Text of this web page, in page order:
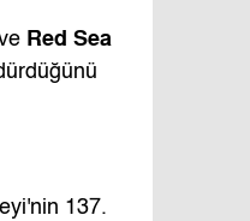
Red Sea
137.